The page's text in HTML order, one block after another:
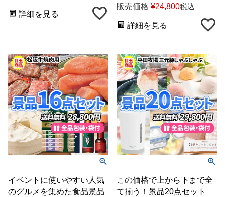
詳細を見る
販売価格 ¥24,800税込
詳細を見る
イベントに使いやすい人気
のグルメを集めた食品景品
この価格で上から下まで全
て揃う！景品20点セット